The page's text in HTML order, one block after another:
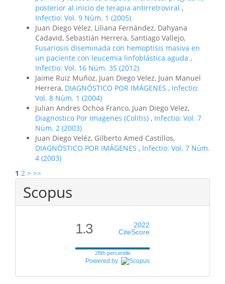
posterior al inicio de terapia antirretroviral ,
Infectio: Vol. 9 Núm. 1 (2005)
Juan Diego Vélez, Liliana Fernández, Dahyana
Cadavid, Sebastián Herrera, Santiago Vallejo,
Fusariosis diseminada con hemoptisis masiva en
un paciente con leucemia linfoblástica aguda ,
Infectio: Vol. 16 Núm. 3S (2012)
Jaime Ruiz Muñoz, Juan Diego Velez, Juan Manuel
Herrera, DIAGNÓSTICO POR IMÁGENES , Infectio:
Vol. 8 Núm. 1 (2004)
Julian Andres Ochoa Franco, Juan Diego Velez,
Diagnostico Por Imagenes (Colitis) , Infectio: Vol. 7
Núm. 2 (2003)
Juan Diego Veléz, Gilberto Amed Castillos,
DIAGNÓSTICO POR IMÁGENES , Infectio: Vol. 7 Núm.
4 (2003)
1 2 > >>
Scopus
1.3
2022
CiteScore
28th percentile
Powered by